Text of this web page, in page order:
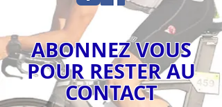
ABONNEZ VOUS
POUR RESTER AU
CONTACT